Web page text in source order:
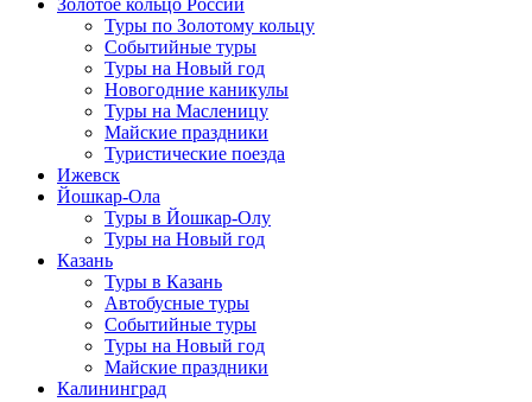
Туры по Золотому кольцу
Событийные туры
Туры на Новый год
Новогодние каникулы
Туры на Масленицу
Майские праздники
Туристические поезда
Ижевск
Йошкар-Ола
Туры в Йошкар-Олу
Туры на Новый год
Казань
Туры в Казань
Автобусные туры
Событийные туры
Туры на Новый год
Майские праздники
Калининград